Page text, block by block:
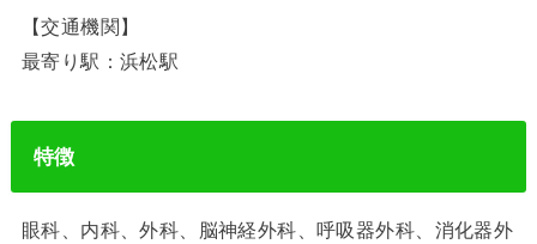
【交通機関】
最寄り駅：浜松駅
特徴
眼科、内科、外科、脳神経外科、呼吸器外科、消化器外